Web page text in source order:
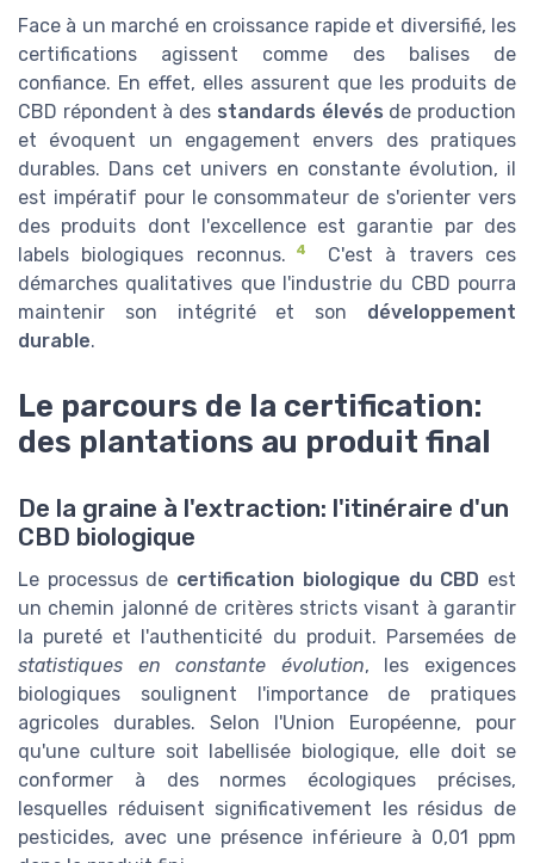
Face à un marché en croissance rapide et diversifié, les
certifications agissent comme des balises de
confiance. En effet, elles assurent que les produits de
CBD répondent à des standards élevés de production
et évoquent un engagement envers des pratiques
durables. Dans cet univers en constante évolution, il
est impératif pour le consommateur de s'orienter vers
des produits dont l'excellence est garantie par des
labels biologiques reconnus.
4
C'est à travers ces
démarches qualitatives que l'industrie du CBD pourra
maintenir son intégrité et son développement
durable.
Le parcours de la certification:
des plantations au produit final
De la graine à l'extraction: l'itinéraire d'un
CBD biologique
Le processus de certification biologique du CBD est
un chemin jalonné de critères stricts visant à garantir
la pureté et l'authenticité du produit. Parsemées de
statistiques en constante évolution, les exigences
biologiques soulignent l'importance de pratiques
agricoles durables. Selon l'Union Européenne, pour
qu'une culture soit labellisée biologique, elle doit se
conformer à des normes écologiques précises,
lesquelles réduisent significativement les résidus de
pesticides, avec une présence inférieure à 0,01 ppm